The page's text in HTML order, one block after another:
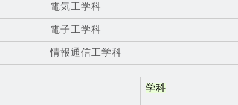
電気工学科
電子工学科
情報通信工学科
学科